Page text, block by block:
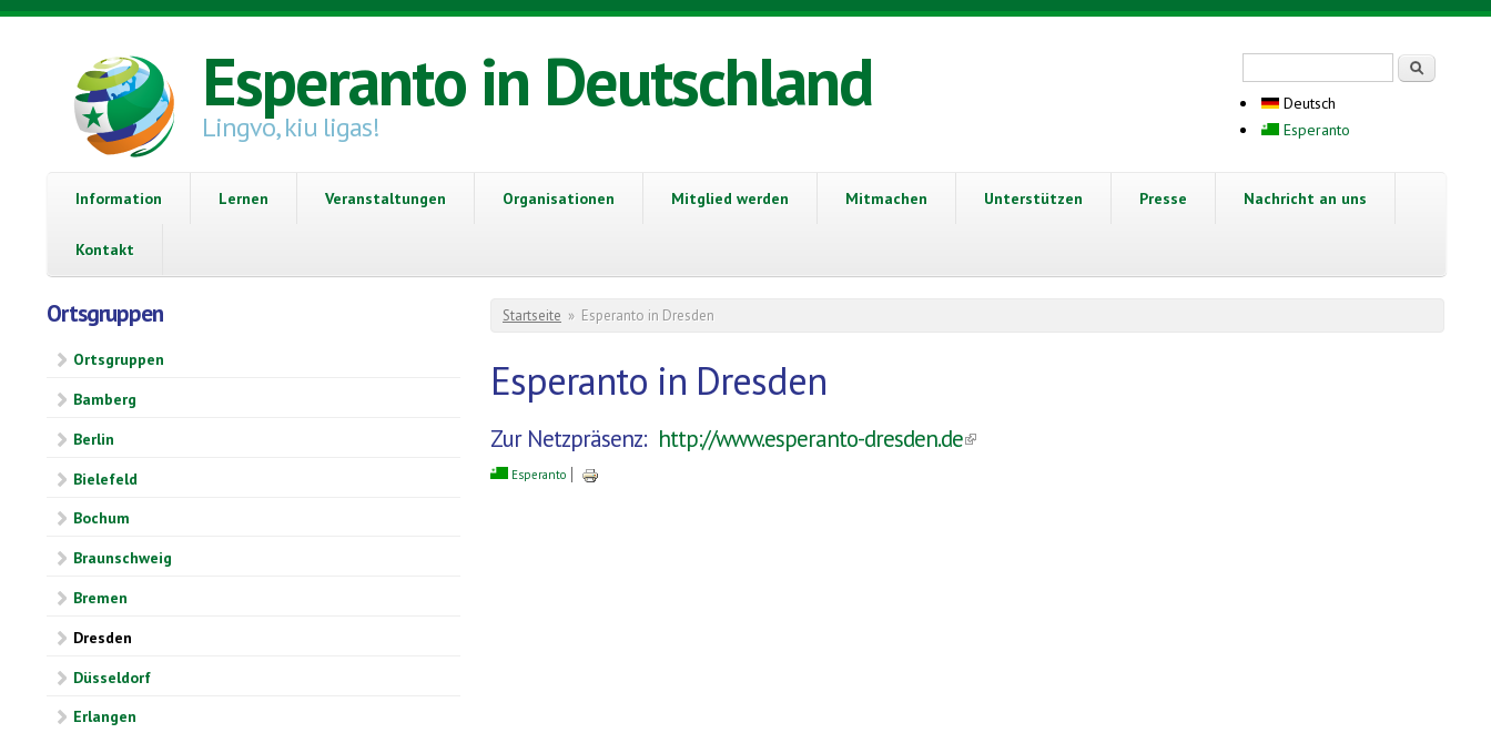
Direkt zum Inhalt
Esperanto in Deutschland
Lingvo, kiu ligas!
Deutsch
Esperanto
Information Lernen Veranstaltungen Organisationen Mitglied werden Mitmachen Unterstützen Presse Nachricht an uns
Kontakt
Ortsgruppen
Ortsgruppen
Bamberg
Berlin
Bielefeld
Bochum
Braunschweig
Bremen
Dresden
Düsseldorf
Erlangen
Sie sind hier
Startseite » Esperanto in Dresden
Esperanto in Dresden
Zur Netzpräsenz: http://www.esperanto-dresden.de(link is external)
Esperanto